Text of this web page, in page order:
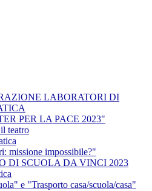
LABORATORI DI
PER LA PACE 2023"
teatro
missione impossibile?"
DI SCUOLA DA VINCI 2023
e "Trasporto casa/scuola/casa"